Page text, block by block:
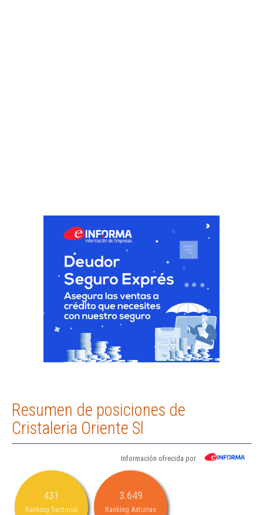
Resumen de posiciones de
Cristaleria Oriente Sl
Información ofrecida por
431
Ranking Sectorial
3.649
Ranking Asturias